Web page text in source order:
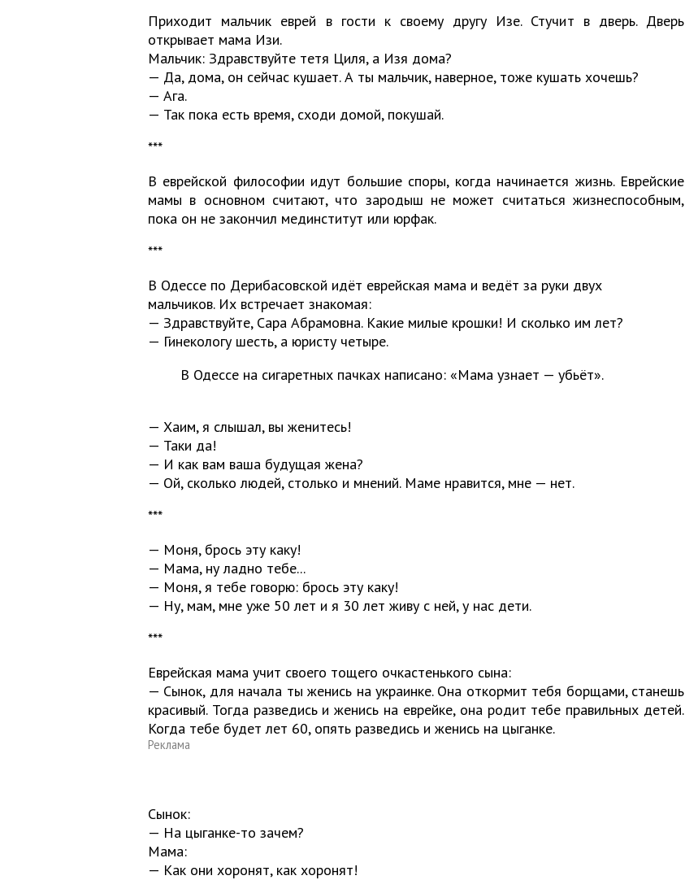
Приходит мальчик еврей в гости к своему другу Изе. Стучит в дверь. Дверь
открывает мама Изи.
Мальчик: Здравствуйте тетя Циля, а Изя дома?
— Да, дома, он сейчас кушает. А ты мальчик, наверное, тоже кушать хочешь?
— Ага.
— Так пока есть время, сходи домой, покушай.
***
В еврейской философии идут большие спoры, когда начинается жизнь. Еврейские
мамы в основном считают, что зародыш не может считаться жизнеспособным,
пока он не закончил мединститут или юрфак.
***
В Одессе по Дерибасовской идёт еврейская мама и ведёт за руки двух
мальчиков. Их встречает знакомая:
— Здравствуйте, Сара Абрамовна. Какие милые крошки! И сколько им лет?
— Гинекологу шесть, а юристу четыре.
В Одессе на сигаретных пачках написано: «Мама узнает — убьёт».
— Хаим, я слышал, вы женитесь!
— Таки да!
— И как вам ваша будущая жена?
— Ой, сколько людей, столько и мнений. Маме нравится, мне — нет.
***
— Моня, брось эту каку!
— Мама, ну ладно тебе...
— Моня, я тебе говорю: брось эту каку!
— Ну, мам, мне уже 50 лет и я 30 лет живу с ней, у нас дети.
***
Еврейская мама учит своего тощего очкастенького сына:
— Сынок, для начала ты женись на украинке. Она откормит тебя борщами, станешь
красивый. Тогда разведись и женись на еврейке, она родит тебе правильных детей.
Когда тебе будет лет 60, опять разведись и женись на цыганке.
Реклама
Сынок:
— На цыганке-то зачем?
Мама:
— Как они хоронят, как хоронят!